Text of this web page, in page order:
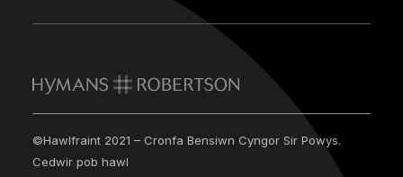
©Hawlfraint 2021 – Cronfa Bensiwn Cyngor Sir Powys.
Cedwir pob hawl